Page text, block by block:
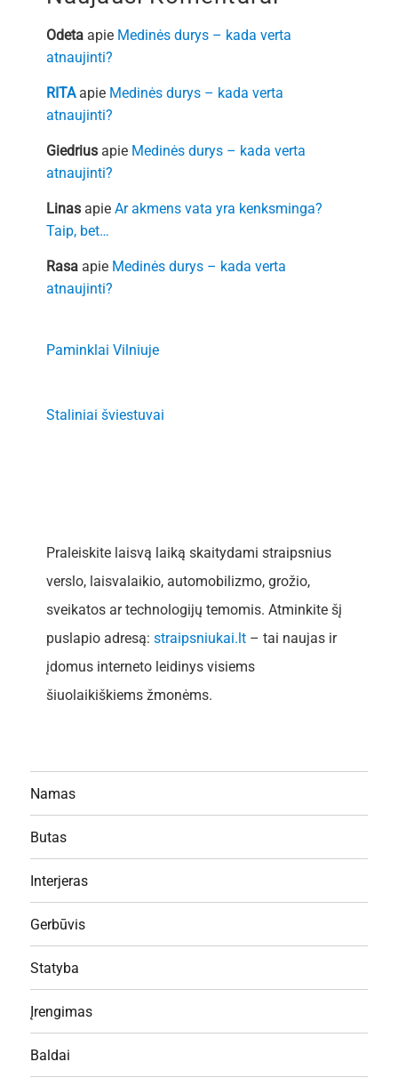
Odetaapie Medinės durys – kada verta
atnaujinti?
RITAapie Medinės durys – kada verta
atnaujinti?
Giedriusapie Medinės durys – kada verta
atnaujinti?
Linasapie Ar akmens vata yra kenksminga?
Taip, bet…
Rasaapie Medinės durys – kada verta
atnaujinti?
Paminklai Vilniuje
Staliniai šviestuvai
Praleiskite laisvą laiką skaitydami straipsnius
verslo, laisvalaikio, automobilizmo, grožio,
sveikatos ar technologijų temomis. Atminkite šį
puslapio adresą: straipsniukai.lt– tai naujas ir
įdomus interneto leidinys visiems
šiuolaikiškiems žmonėms.
Namas
Butas
Interjeras
Gerbūvis
Statyba
Įrengimas
Baldai